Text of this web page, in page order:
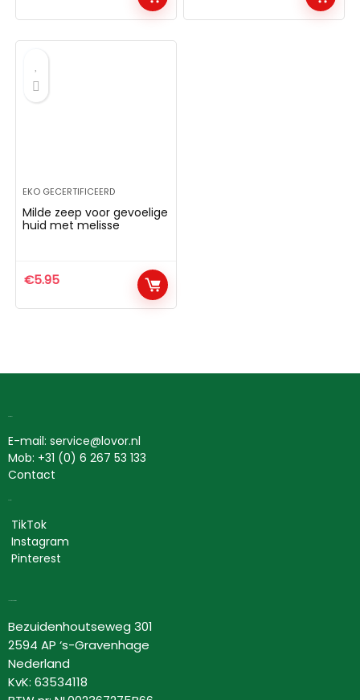
EKO GECERTIFICEERD
Milde zeep voor gevoelige
huid met melisse
€5.95
E-mail: service@lovor.nl
Mob: +31 (0) 6 267 53 133
Contact
TikTok
Instagram
Pinterest
Bezuidenhoutseweg 301
2594 AP ‘s-Gravenhage
Nederland
KvK: 63534118